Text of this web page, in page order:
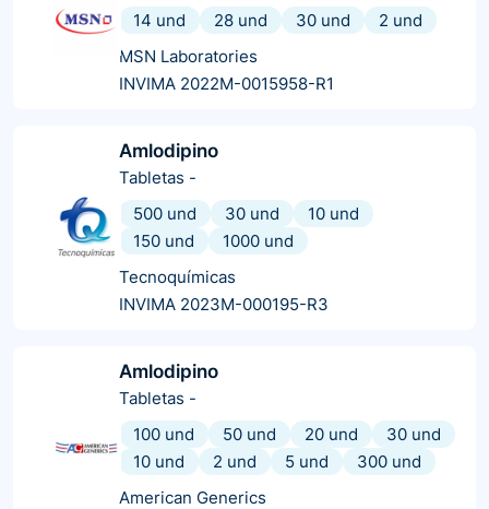
14 und
28 und 30 und
2 und
MSN Laboratories
INVIMA 2022M-0015958-R1
Amlodipino
Tabletas -
500 und
30 und
10 und
150 und
1000 und
Tecnoquímicas
INVIMA 2023M-000195-R3
Amlodipino
Tabletas -
100 und
50 und 20 und
30 und
10 und
2 und 5 und
300 und
American Generics